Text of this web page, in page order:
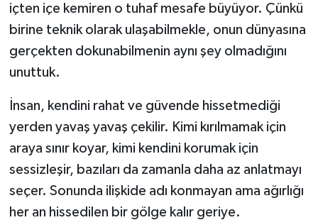
içten içe kemiren o tuhaf mesafe büyüyor. Çünkü
birine teknik olarak ulaşabilmekle, onun dünyasına
gerçekten dokunabilmenin aynı şey olmadığını
unuttuk.
İnsan, kendini rahat ve güvende hissetmediği
yerden yavaş yavaş çekilir. Kimi kırılmamak için
araya sınır koyar, kimi kendini korumak için
sessizleşir, bazıları da zamanla daha az anlatmayı
seçer. Sonunda ilişkide adı konmayan ama ağırlığı
her an hissedilen bir gölge kalır geriye.